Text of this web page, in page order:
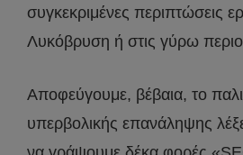
συγκεκριμένες περιπτώσεις
Λυκόβρυση ή στις γύρω
Αποφεύγουμε, βέβαια, το
υπερβολικής επανάληψης